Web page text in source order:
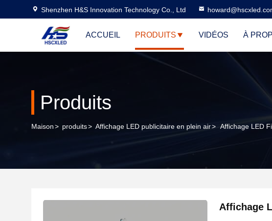
Shenzhen H&S Innovation Technology Co., Ltd
ACCUEIL PRODUITS VIDÉOS À
Produits
Maison> produits> Affichage LED publicitaire en plein air> Affichage LED
Affichage